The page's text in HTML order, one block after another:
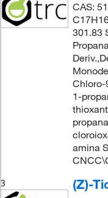
CAS:
301.83
1-
amina
3
(Z)-